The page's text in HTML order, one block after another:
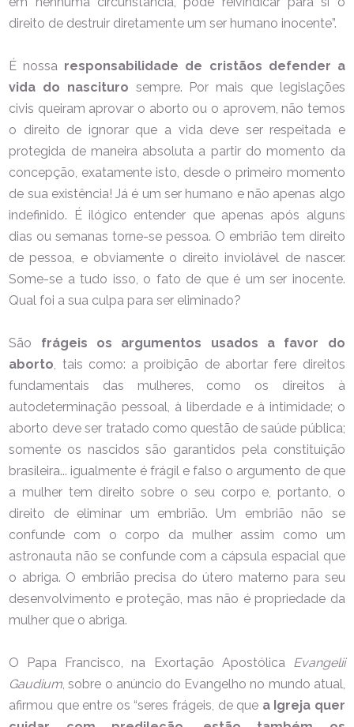
direito de destruir diretamente um ser humano inocente”.
É nossa responsabilidade de cristãos defender a
vida do nascituro sempre. Por mais que legislações
civis queiram aprovar o aborto ou o aprovem, não temos
o direito de ignorar que a vida deve ser respeitada e
protegida de maneira absoluta a partir do momento da
concepção, exatamente isto, desde o primeiro momento
de sua existência! Já é um ser humano e não apenas algo
indefinido. É ilógico entender que apenas após alguns
dias ou semanas torne-se pessoa. O embrião tem direito
de pessoa, e obviamente o direito inviolável de nascer.
Some-se a tudo isso, o fato de que é um ser inocente.
Qual foi a sua culpa para ser eliminado?
São frágeis os argumentos usados a favor do
aborto , tais como: a proibição de abortar fere direitos
fundamentais das mulheres, como os direitos à
autodeterminação pessoal, à liberdade e à intimidade; o
aborto deve ser tratado como questão de saúde pública;
somente os nascidos são garantidos pela constituição
brasileira... igualmente é frágil e falso o argumento de que
a mulher tem direito sobre o seu corpo e, portanto, o
direito de eliminar um embrião. Um embrião não se
confunde com o corpo da mulher assim como um
astronauta não se confunde com a cápsula espacial que
o abriga. O embrião precisa do útero materno para seu
desenvolvimento e proteção, mas não é propriedade da
mulher que o abriga.
O Papa Francisco, na Exortação Apostólica Evangelii
Gaudium , sobre o anúncio do Evangelho no mundo atual,
afirmou que entre os “seres frágeis, de que a Igreja quer